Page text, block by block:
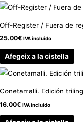
Off-Register / Fuera de
25.00€ IVA incluido
Afegeix a la cistella
Conetamalli. Edición
16.00€ IVA incluido